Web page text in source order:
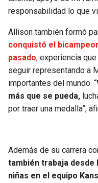
responsabilidad lo que
Allison también formó
conquistó el
pasado, experiencia
seguir representando a
importantes del mundo. “
más que se pueda,
por traer una medalla”,
Además de su carrera
también trabaja desde
niñas en el equipo